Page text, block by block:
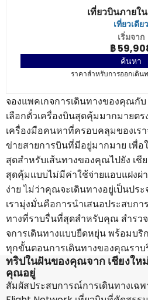
เที่ยวบินภายใ
เที่ยวเดียว
เริ่มจาก
฿
ค้นหา
ราคาสำหรับการออกเดิน
จองแพคเกจการเดินทางของคุณกั
เลือกตั๋วเครื่องบินสุดคุ้มมากมายต
เครื่องมือคนหาที่ครอบคลุมของเร
ข่ายสายการบินที่มีอยู่มากมาย เพื่
สุดสำหรับเส้นทางของคุณไปยัง เชี
สุดคุ้มแบบไม่มีค่าใช้จ่ายแอบแฝง
ง่าย ไม่ว่าคุณจะเดินทางอยู่เป็นปร
เรามุ่งมั่นคือการนำเสนอประสบก
ทางที่ราบรื่นที่สุดสำหรับคุณ สำรวจ
จการเดินทางแบบยืดหยุ่น พร้อมบริ
ทุกขั้นตอนการเดินทางของคุณราบ
ทริปในฝันของคุณจาก เชียงใหม่
คุณอยู่
สัมผัสประสบการณ์การเดินทางเฉ